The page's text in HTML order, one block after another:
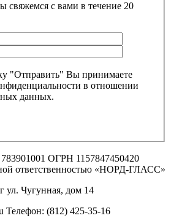
свяжемся с вами в течение 20
"Отправить" Вы принимаете
в отношении
данных.
ОГРН 1157847450420
ответственностью «НОРД-ГЛАСС»
ул. Чугунная, дом 14
Телефон: (812) 425-35-16